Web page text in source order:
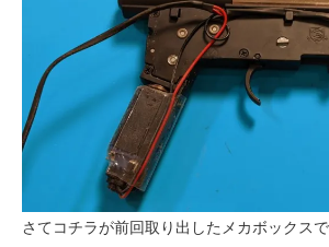
さてコチラが前回取り出したメカボックス